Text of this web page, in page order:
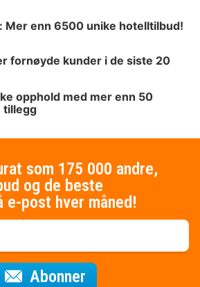
Mer enn 6500 unike hotelltilbud!
fornøyde kunder i de siste 20
opphold med mer enn 50
tillegg
som 175 000 andre,
og de beste
e-post hver måned!
Abonner